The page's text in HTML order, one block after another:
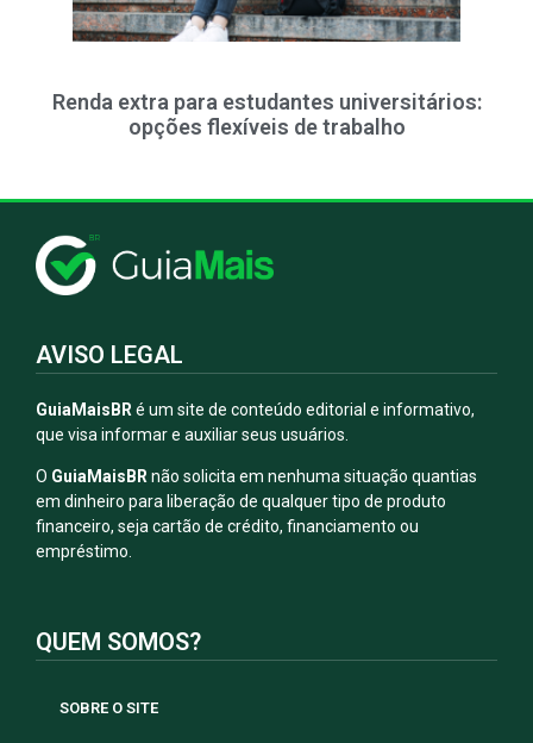
Renda extra para estudantes universitários:
opções flexíveis de trabalho
AVISO LEGAL
GuiaMaisBR é um site de conteúdo editorial e informativo,
que visa informar e auxiliar seus usuários.
O GuiaMaisBRnão solicita em nenhuma situação quantias
em dinheiro para liberação de qualquer tipo de produto
financeiro, seja cartão de crédito, financiamento ou
empréstimo.
QUEM SOMOS?
SOBRE O SITE